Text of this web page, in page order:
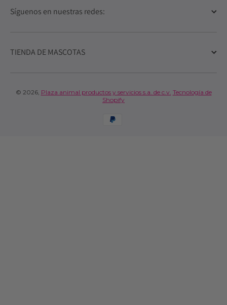
Síguenos en nuestras redes:
TIENDA DE MASCOTAS
© 2026, Plaza animal productos y servicios s.a. de c.v. Tecnología de
Shopify